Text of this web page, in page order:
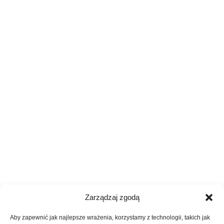
Zarządzaj zgodą
Aby zapewnić jak najlepsze wrażenia, korzystamy z technologii, takich jak